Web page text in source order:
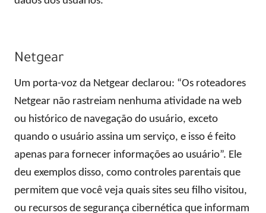
Netgear
Um porta-voz da Netgear declarou: “Os roteadores
Netgear não rastreiam nenhuma atividade na web
ou histórico de navegação do usuário, exceto
quando o usuário assina um serviço, e isso é feito
apenas para fornecer informações ao usuário”. Ele
deu exemplos disso, como controles parentais que
permitem que você veja quais sites seu filho visitou,
ou recursos de segurança cibernética que informam